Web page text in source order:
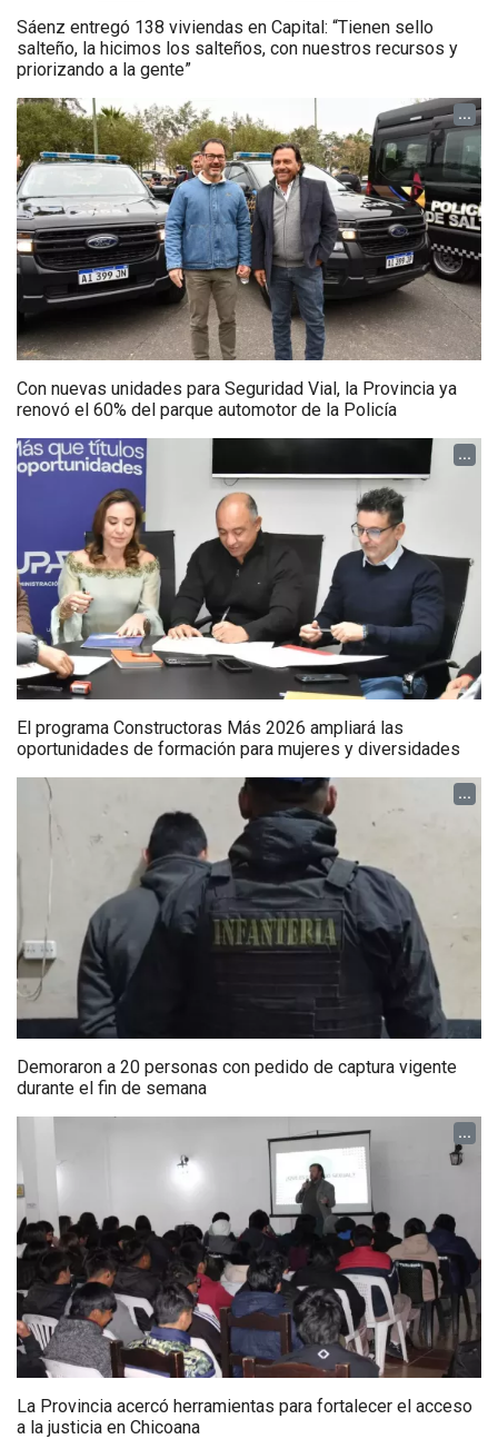
Sáenz entregó 138 viviendas en Capital: “Tienen sello
salteño, la hicimos los salteños, con nuestros recursos y
priorizando a la gente”
...
Con nuevas unidades para Seguridad Vial, la Provincia ya
renovó el 60% del parque automotor de la Policía
...
El programa Constructoras Más 2026 ampliará las
oportunidades de formación para mujeres y diversidades
...
Demoraron a 20 personas con pedido de captura vigente
durante el fin de semana
...
La Provincia acercó herramientas para fortalecer el acceso
a la justicia en Chicoana